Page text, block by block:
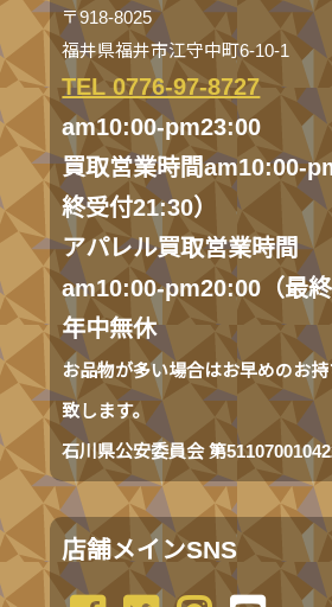
〒918-8025
福井県福井市江守中町6-10-1
TEL 0776-97-8727
am10:00-pm23:00
買取営業時間am10:00-
終受付21:30）
アパレル買取営業時間
am10:00-pm20:00（最終
年中無休
お品物が多い場合はお早めのお
致します。
石川県公安委員会 第
店舗メインSNS